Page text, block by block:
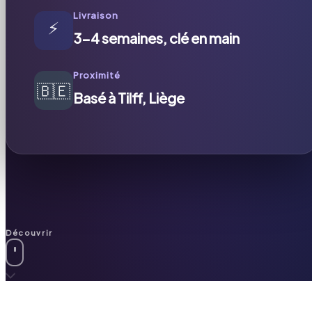
⚡
Livraison
3-4 semaines, clé en main
🇧🇪
Proximité
Basé à Tilff, Liège
Découvrir